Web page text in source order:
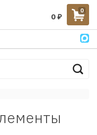
0
0 ₽